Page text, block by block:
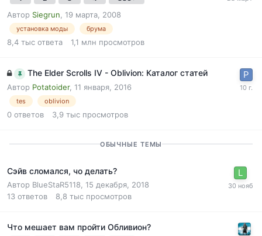
Автор Siegrun 19 марта, 2008
установка моды брума
8,4 тыс ответа 1,1 млн просмотров
The Elder Scrolls IV - Oblivion: Каталог статей
Автор Potatoider, 11 января, 2016
tes oblivion
0 ответов 3,9 тыс просмотров
ОБЫЧНЫЕ ТЕМЫ
Сэйв сломался, чо делать?
Автор BlueStaR5118 15 декабря, 2018
13 ответов 8,8 тыс просмотров
Что мешает вам пройти Обливион?